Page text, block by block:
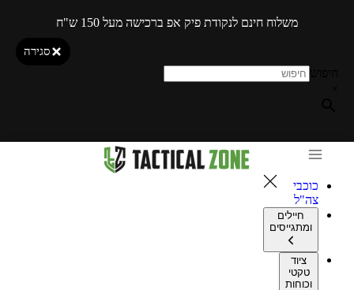
משלוח חינם לנקודת פיק אפ ברכישה מעל 150 ש"ח
סגירה
כוכבי
צה"ל
חיילים
ומתגייסים
ציוד
טקטי
וכוחות